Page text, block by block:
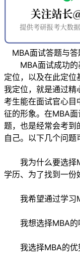
MBA面试答题与答
MBA面试成功的
定位，以及在此定位
我定位，就是通过精
考生能在面试官心目
征的形象。在MBA
题，也是经常会考到
自己。以下几个问题
我为什么要选择
学历、为了找到一份
我希望通过学习
我想选择MBA的
我选择MBA的优